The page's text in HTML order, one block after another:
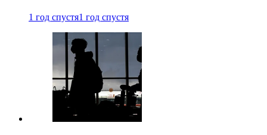
1 год спустя1 год спустя